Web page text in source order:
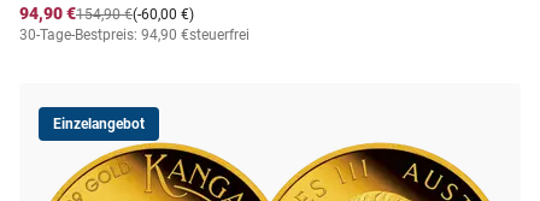
94,90 €
(-60,00 €)
154,90 €
30-Tage-Bestpreis: 94,90 €steuerfrei
Einzelangebot